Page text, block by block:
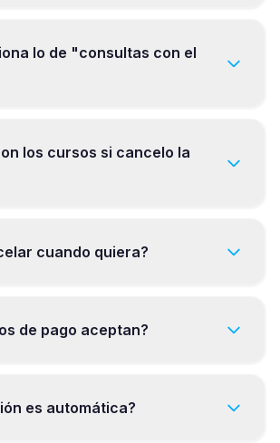
lo de "consultas con el
los cursos si cancelo la
cuando quiera?
de pago aceptan?
es automática?